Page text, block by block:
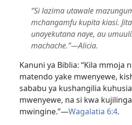
“Si lazima utawale
mchangamfu kupita kiasi.
unayekutana naye, au
machache.”—Alicia.
Kanuni ya Biblia: “Kila mmoja
matendo yake mwenyewe,
sababu ya kushangilia
mwenyewe, na si kwa
mwingine.”—Wagalatia 6:4.